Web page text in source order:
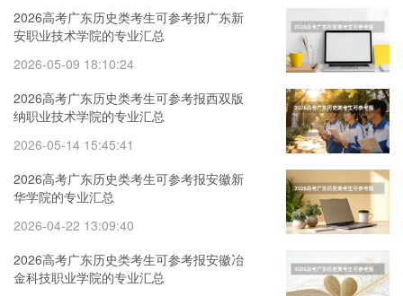
2026高考广东历史类考生可参考报广东新
安职业技术学院的专业汇总
2026-05-09 18:10:24
2026高考广东历史类考生可参考报西双版
纳职业技术学院的专业汇总
2026-05-14 15:45:41
2026高考广东历史类考生可参考报安徽新
华学院的专业汇总
2026-04-22 13:09:40
2026高考广东历史类考生可参考报安徽冶
金科技职业学院的专业汇总